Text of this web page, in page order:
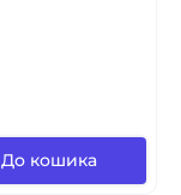
До кошика